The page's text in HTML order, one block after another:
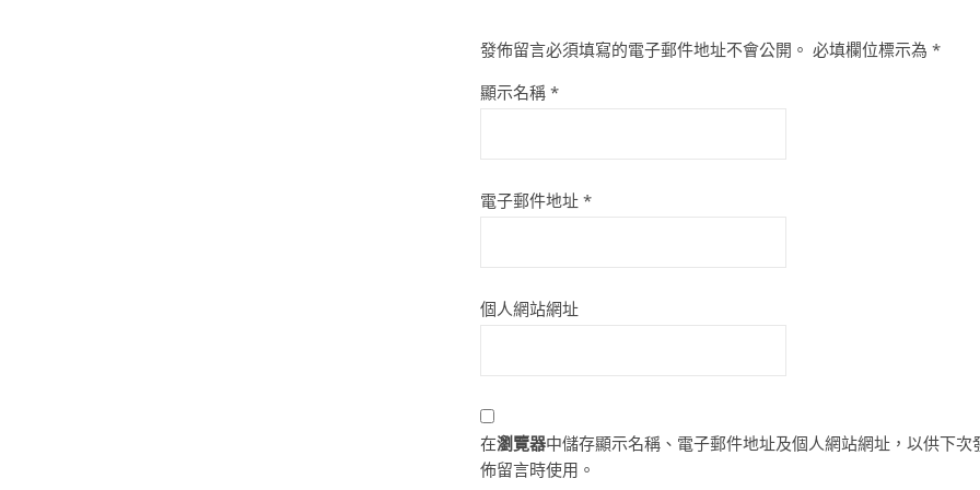
發佈留言必須填寫的電子郵件地址不會公開。 必填欄位標示為 *
顯示名稱 *
電子郵件地址 *
個人網站網址
在瀏覽器中儲存顯示名稱、電子郵件地址及個人網站網址，以供下次
佈留言時使用。